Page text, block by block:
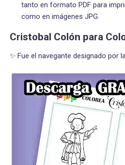
tanto en formato PDF para
como en imágenes JPG.
Cristobal Colón para
✨ Fue el navegante designado por